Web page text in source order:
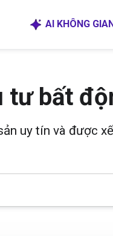
AI KHÔNG
tư bất
uy tín và được